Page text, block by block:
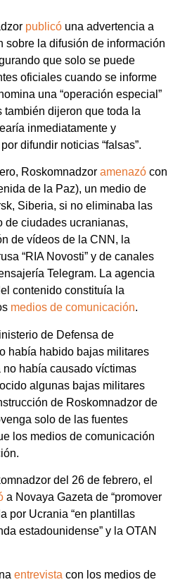
publicó una advertencia a
sobre la difusión de información
que solo se puede
oficiales cuando se informe
una “operación especial”
dijeron que toda la
inmediatamente y
difundir noticias “falsas”.
Roskomnadzor amenazó con
de la Paz), un medio de
Siberia, si no eliminaba las
de ciudades ucranianas,
de vídeos de la CNN, la
“RIA Novosti” y de canales
Telegram. La agencia
contenido constituía la
medios de comunicación.
de Defensa de
había habido bajas militares
había causado víctimas
algunas bajas militares
de Roskomnadzor de
solo de las fuentes
los medios de comunicación
del 26 de febrero, el
a Novaya Gazeta de “promover
por Ucrania “en plantillas
estadounidense” y la OTAN
entrevista con los medios de